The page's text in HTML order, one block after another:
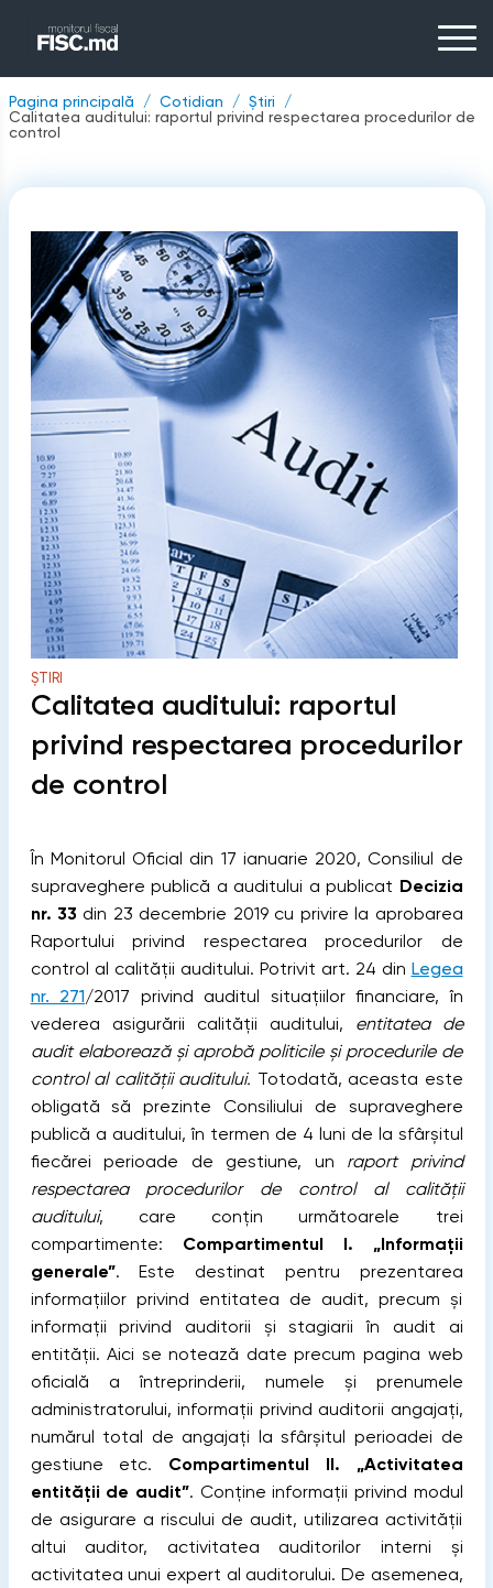
Pagina principală Cotidian
Știri
Calitatea auditului: raportul privind respectarea procedurilor de
control
ȘTIRI
Calitatea auditului: raportul
privind respectarea procedurilor
de control
În Monitorul Oficial din 17 ianuarie 2020, Consiliul de
supraveghere publică a auditului a publicat Decizia
nr. 33 din 23 decembrie 2019 cu privire la aprobarea
Raportului privind respectarea procedurilor de
control al calității auditului. Potrivit art. 24 din Legea
nr. 271/2017 privind auditul situațiilor financiare, în
vederea asigurării calității auditului, entitatea de
audit elaborează și aprobă politicile şi procedurile de
control al calităţii auditului. Totodată, aceasta este
obligată să prezinte Consiliului de supraveghere
publică a auditului, în termen de 4 luni de la sfârșitul
fiecărei perioade de gestiune, un raport privind
respectarea procedurilor de control al calității
auditului, care conțin următoarele trei
compartimente:
Compartimentul I. „Informaţii
generale”. Este destinat pentru prezentarea
informaţiilor privind entitatea de audit, precum şi
informaţii privind auditorii şi stagiarii în audit ai
entității. Aici se notează date precum pagina web
oficială a întreprinderii, numele și prenumele
administratorului, informații privind auditorii angajați,
numărul total de angajați la sfârșitul perioadei de
gestiune etc. Compartimentul II. „Activitatea
entității de audit”. Conține informaţii privind modul
de asigurare a riscului de audit, utilizarea activității
altui auditor, activitatea auditorilor interni şi
activitatea unui expert al auditorului. De asemenea,